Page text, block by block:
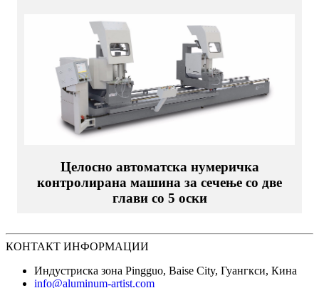
Целосно автоматска нумеричка
контролирана машина за сечење со две
глави со 5 оски
КОНТАКТ ИНФОРМАЦИИ
Индустриска зона Pingguo, Baise City, Гуангкси, Кина
info@aluminum-artist.com